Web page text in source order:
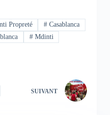
Propreté # Casablanca
#Mdinti
SUIVANT